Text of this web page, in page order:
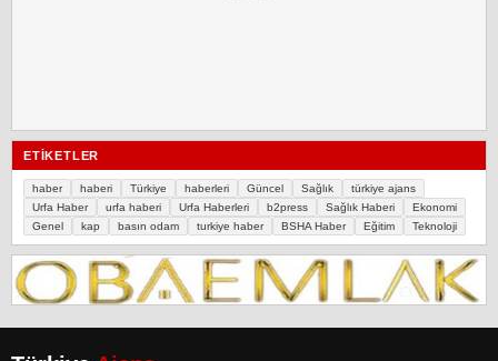
ETIKETLER
haber haberi Türkiye haberleri Güncel Sağlık
türkiye ajans
Urfa Haber
urfa haberi Urfa Haberleri b2press Sağlık Haberi
Ekonomi
Genel
kap basın odam turkiye haber BSHA Haber Eğitim Teknoloji